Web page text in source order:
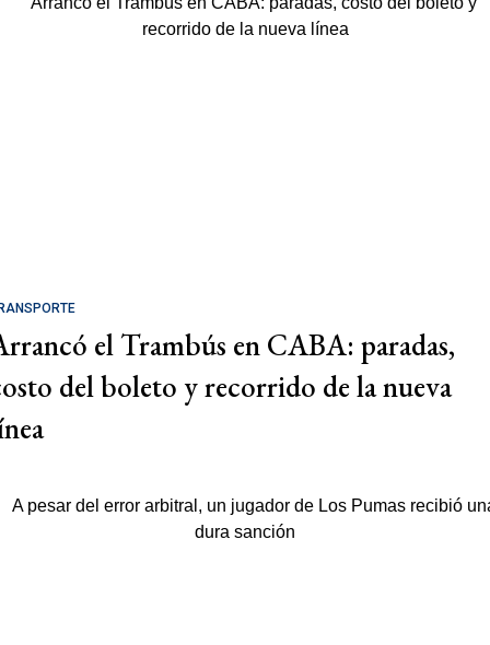
el Trambús en CABA: paradas,
del boleto y recorrido de la nueva